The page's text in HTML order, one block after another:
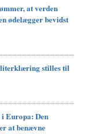
at verden
ødelægger bevidst
stilles til
Europa: Den
at benævne